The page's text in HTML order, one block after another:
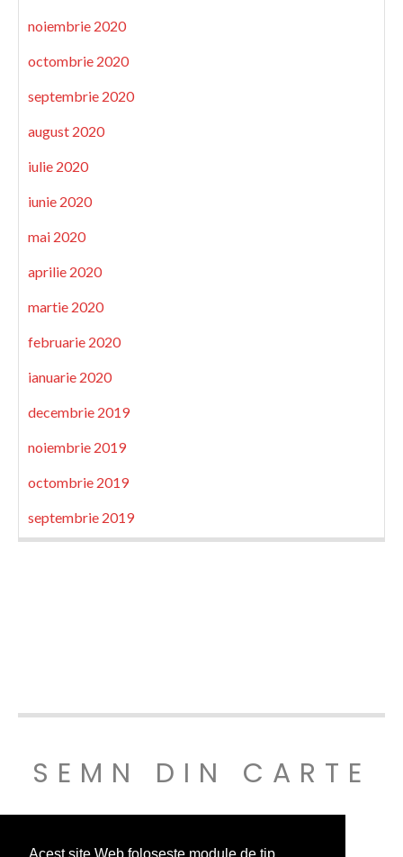
noiembrie 2020
octombrie 2020
septembrie 2020
august 2020
iulie 2020
iunie 2020
mai 2020
aprilie 2020
martie 2020
februarie 2020
ianuarie 2020
decembrie 2019
noiembrie 2019
octombrie 2019
septembrie 2019
SEMN DIN CARTE